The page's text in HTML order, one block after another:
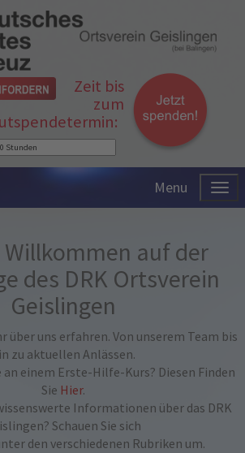
Zeit bis
zum
Menu
Willkommen auf der
des DRK Ortsverein
Geislingen
über uns erfahren. Von unserem Team bis
zu aktuellen Anlässen.
an einem Erste-Hilfe-Kurs? Diesen Finden
Sie Hier.
Informationen über das DRK
Schauen Sie sich
den verschiedenen Rubriken um.